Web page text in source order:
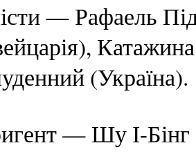
— Рафаель
(Україна).
— Шу І-Бінг